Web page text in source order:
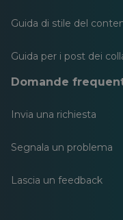
Guida di stile del
Guida per i post dei
Domande
Invia una richiesta
Segnala un problema
Lascia un feedback